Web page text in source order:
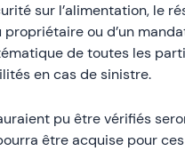
sur l’alimentation, le
ou d’un
de toutes les
en cas de sinistre.
pu être vérifiés
être acquise pour